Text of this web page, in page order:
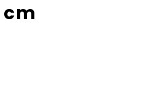
cm